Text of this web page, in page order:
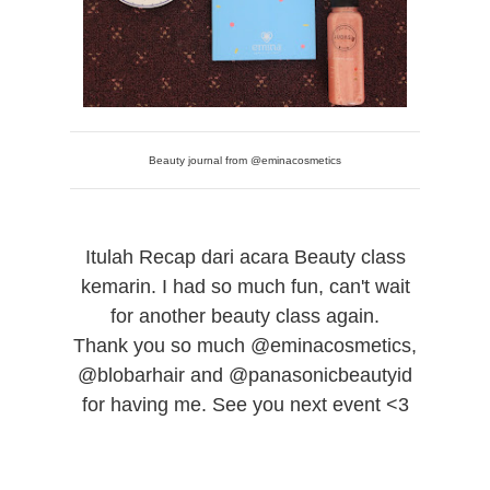
Beauty journal from @eminacosmetics
Itulah Recap dari acara Beauty class
kemarin. I had so much fun, can't wait
for another beauty class again.
Thank you so much @eminacosmetics,
@blobarhair and @panasonicbeautyid
for having me. See you next event <3